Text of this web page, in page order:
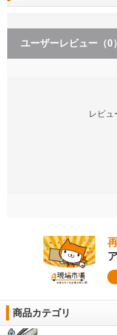
ユーザーレビュー （0）
レビュ
商品カテゴリ